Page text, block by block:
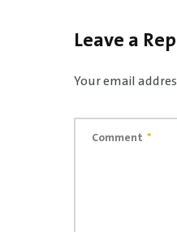
Leave a
Your email
Comment *